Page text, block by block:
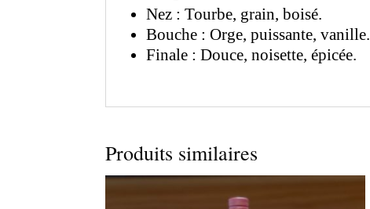
Nez : Tourbe, grain, boisé.
Bouche : Orge, puissante, vanille.
Finale : Douce, noisette, épicée.
Produits similaires